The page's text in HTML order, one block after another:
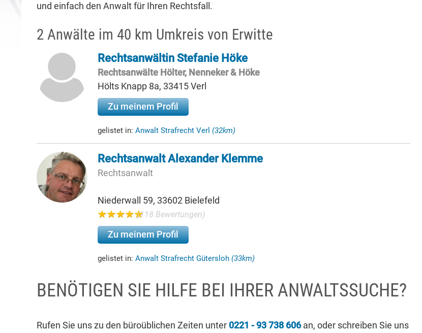
und einfach den Anwalt für Ihren Rechtsfall.
2 Anwälte im 40 km Umkreis von Erwitte
Rechtsanwältin Stefanie Höke
Rechtsanwälte Hölter, Nenneker & Höke
Hölts Knapp 8a, 33415 Verl
Zu meinem Profil
gelistet in: Anwalt Strafrecht Verl (32km)
Rechtsanwalt Alexander Klemme
Rechtsanwalt
Niederwall 59, 33602 Bielefeld
(118 Bewertungen)
Zu meinem Profil
gelistet in: Anwalt Strafrecht Gütersloh (33km)
BENÖTIGEN SIE HILFE BEI IHRER ANWALTSSUCHE?
Rufen Sie uns zu den büroüblichen Zeiten unter 0221 - 93 738 606an, oder schreiben Sie uns